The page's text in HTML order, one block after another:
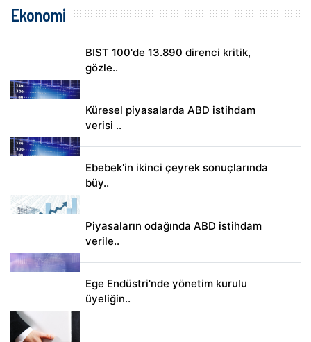
Ekonomi
BIST 100'de 13.890 direnci kritik,
gözle..
Küresel piyasalarda ABD istihdam
verisi ..
Ebebek'in ikinci çeyrek sonuçlarında
büy..
Piyasaların odağında ABD istihdam
verile..
Ege Endüstri'nde yönetim kurulu
üyeliğin..